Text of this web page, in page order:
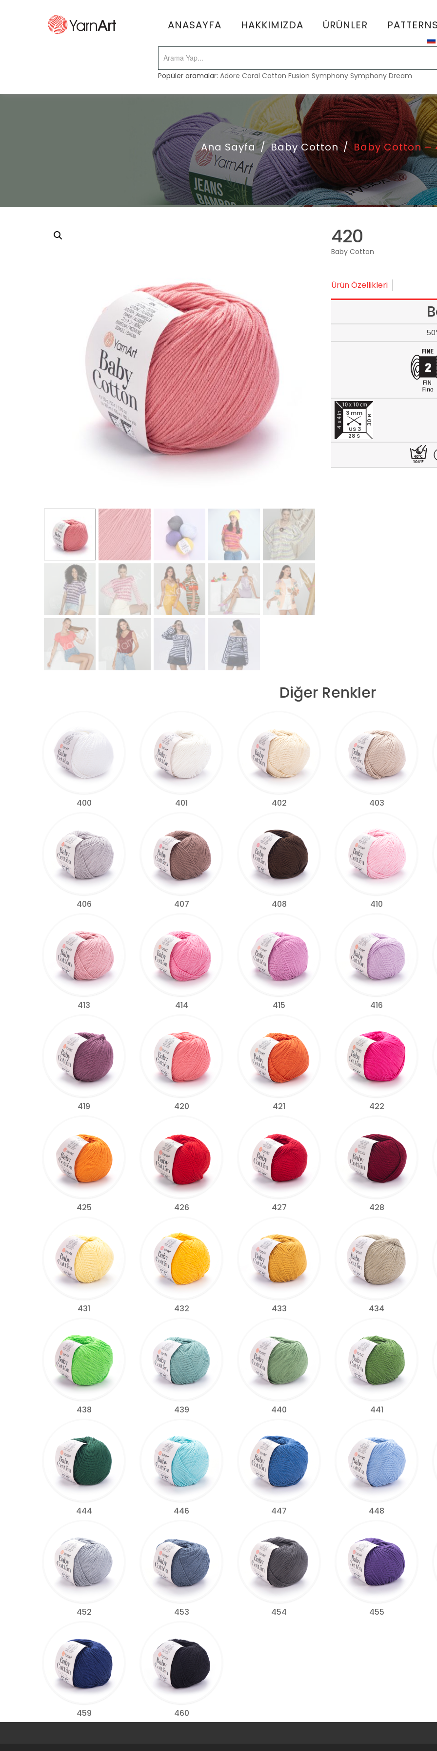
ANASAYFA HAKKIMIZDA ÜRÜNLER
Popüler aramalar:Adore Coral Cotton Fusion Symphony Symphony Dream
Ana Sayfa / Baby Cotton / Baby Cotton –
420
Baby Cotton
Ürün Özellikleri
28 S
30 R
3 mm
US 3
Diğer Renkler
400 401 402 403
406 407 408 410
413 414 415 416
419 420 421 422
425 426 427 428
431 432 433 434
438 439 440 441
444 446 447 448
452 453 454 455
459 460